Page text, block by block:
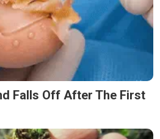
Falls Off After The First